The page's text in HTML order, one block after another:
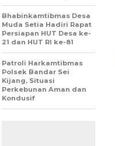
Bhabinkamtibmas Desa
Muda Setia Hadiri Rapat
Persiapan HUT Desa ke-
21 dan HUT RI ke-81
Patroli Harkamtibmas
Polsek Bandar Sei
Kijang, Situasi
Perkebunan Aman dan
Kondusif